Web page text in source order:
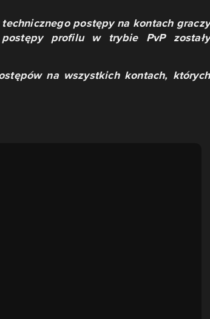
postępy na kontach graczy
profilu w trybie PvP zostały
na wszystkich kontach, których